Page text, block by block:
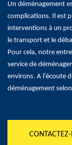
Un déménagement
complications. Il est
interventions à un
le transport et le
Pour cela, notre
service de
environs. A l’écoute
déménagement